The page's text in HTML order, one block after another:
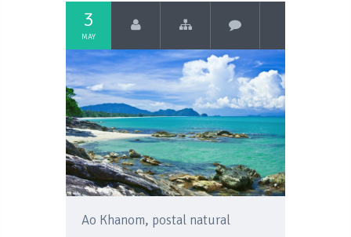
3
MAY
Ao Khanom, postal natural